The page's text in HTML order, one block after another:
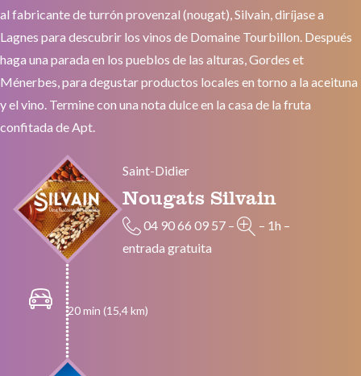
al fabricante de turrón provenzal (nougat), Silvain, diríjase a
Lagnes para descubrir los vinos de Domaine Tourbillon. Después
haga una parada en los pueblos de las alturas, Gordes et
Ménerbes, para degustar productos locales en torno a la aceituna
y el vino. Termine con una nota dulce en la casa de la fruta
confitada de Apt.
Saint-Didier
Nougats Silvain
04 90 66 09 57 – – 1h –
entrada gratuita
20 min (15,4 km)